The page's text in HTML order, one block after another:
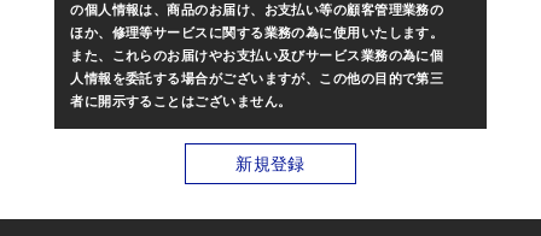
の個人情報は、商品のお届け、お支払い等の顧客管理業務の
ほか、修理等サービスに関する業務の為に使用いたします。
また、これらのお届けやお支払い及びサービス業務の為に個
人情報を委託する場合がございますが、この他の目的で第三
者に開示することはございません。
新規登録